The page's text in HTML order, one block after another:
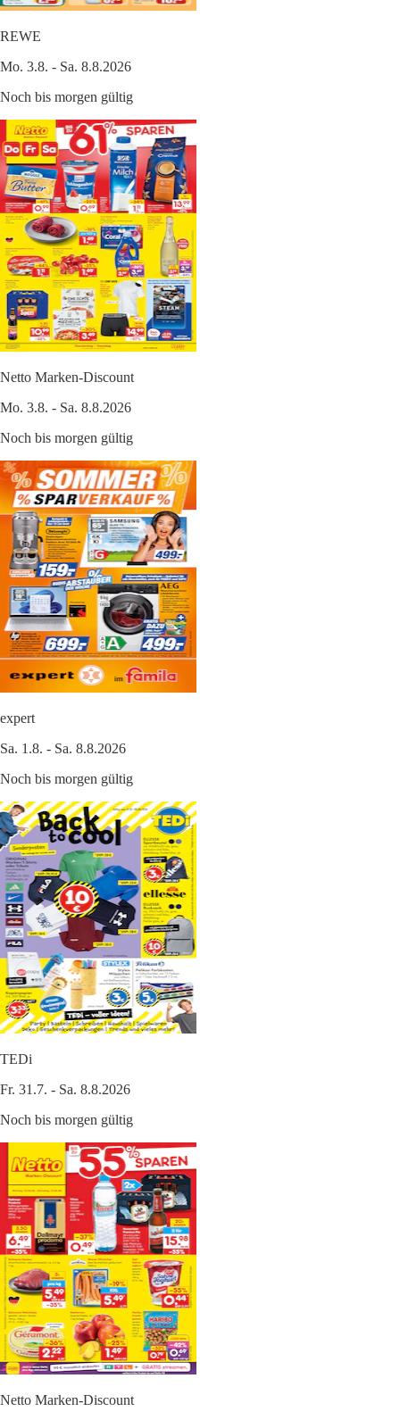
REWE
Mo. 3.8. - Sa. 8.8.2026
Noch bis morgen gültig
Netto Marken-Discount
Mo. 3.8. - Sa. 8.8.2026
Noch bis morgen gültig
expert
Sa. 1.8. - Sa. 8.8.2026
Noch bis morgen gültig
TEDi
Fr. 31.7. - Sa. 8.8.2026
Noch bis morgen gültig
Netto Marken-Discount